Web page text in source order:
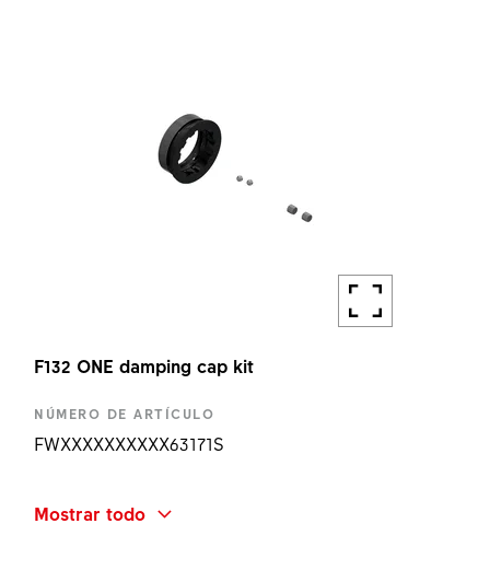
F132 ONE damping cap kit
NÚMERO DE ARTÍCULO
FWXXXXXXXXXX63171S
F132 ONE DAMPING CAP KIT
Mostrar todo